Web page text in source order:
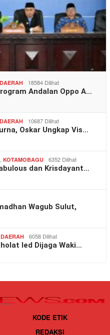
DAERAH 18584 Dilihat
Andalan Oppo A…
DAERAH 10687 Dilihat
Oskar Ungkap Vis…
KOTAMOBAGU 6352 Dilihat
dan Krisdayant…
Wagub Sulut,
DAERAH 6058 Dilihat
Ied Dijaga Waki…
KODE ETIK
REDAKSI